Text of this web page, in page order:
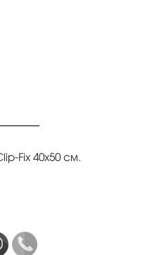
Fix 40х50 см.